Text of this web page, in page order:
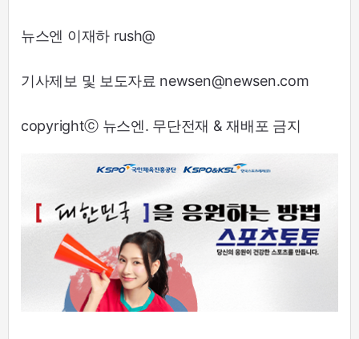
뉴스엔 이재하 rush@
기사제보 및 보도자료 newsen@newsen.com
copyrightⓒ 뉴스엔. 무단전재 & 재배포 금지